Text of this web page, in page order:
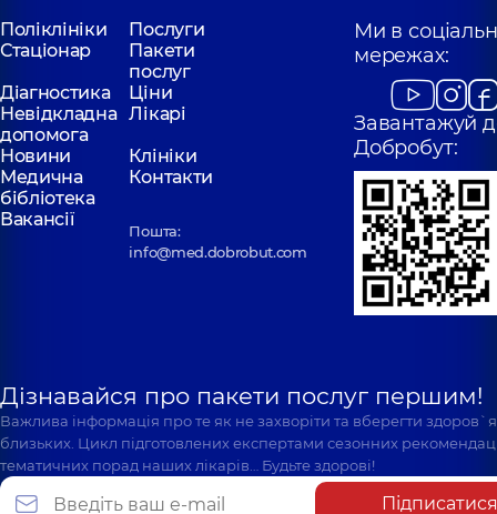
Поліклініки
Послуги
Стаціонар
Пакети
послуг
Діагностика
Ціни
Невідкладна
допомога
Лікарі
Новини
Клініки
Медична
бібліотека
Контакти
Вакансії
Пошта:
info@med.dobrobut.com
Ми в
мережах:
Завантажуй
Добробут:
Дізнавайся про пакети послуг першим!
Важлива інформація про те як не захворіти та вберегти
близьких. Цикл підготовлених експертами сезонних
тематичних порад наших лікарів… Будьте здорові!
Підписатися